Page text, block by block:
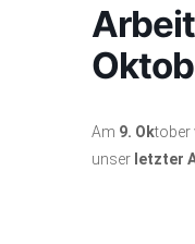
Am 9. Oktober
unser letzter